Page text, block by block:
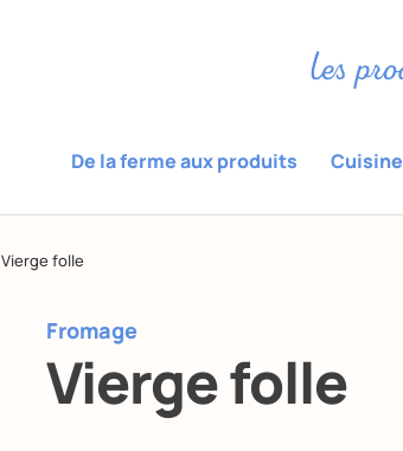
De la ferme aux produits Cuisine
Vierge folle
Fromage
Vierge folle